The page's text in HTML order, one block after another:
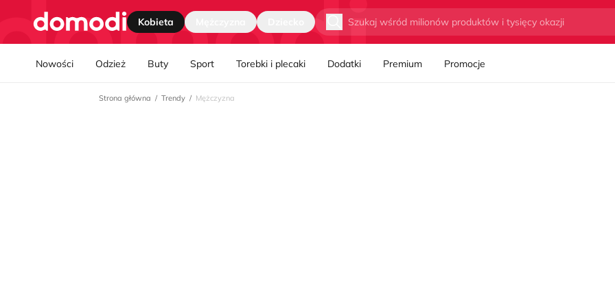
Nawgiacja kategorii
Strona główna Kobieta Wyszukaj
Nowości Odzież Buty Sport Torebki i plecaki Dodatki Premium Promocje
Strona główna Trendy Mężczyzna